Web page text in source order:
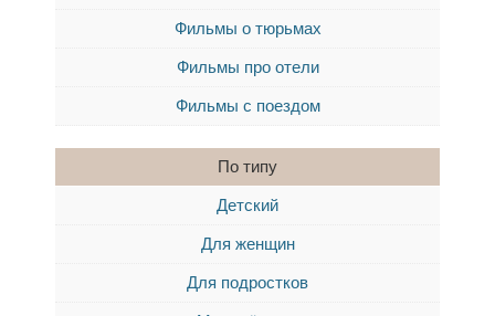
Фильмы о тюрьмах
Фильмы про отели
Фильмы с поездом
По типу
Детский
Для женщин
Для подростков